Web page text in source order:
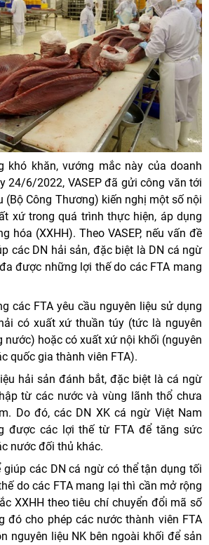
khó khăn, vướng mắc này của doanh
24/6/2022, VASEP đã gửi công văn tới
(Bộ Công Thương) kiến nghị một số nội
xứ trong quá trình thực hiện, áp dụng
hóa (XXHH). Theo VASEP, nếu vấn đề
các DN hải sản, đặc biệt là DN cá ngừ
được những lợi thế do các FTA mang
các FTA yêu cầu nguyên liệu sử dụng
có xuất xứ thuần túy (tức là nguyên
nước) hoặc có xuất xứ nội khối (nguyên
quốc gia thành viên FTA).
hải sản đánh bắt, đặc biệt là cá ngừ
từ các nước và vùng lãnh thổ chưa
Do đó, các DN XK cá ngừ Việt Nam
được các lợi thế từ FTA để tăng sức
nước đối thủ khác.
giúp các DN cá ngừ có thể tận dụng tối
do các FTA mang lại thì cần mở rộng
XXHH theo tiêu chí chuyển đổi mã số
đó cho phép các nước thành viên FTA
nguyên liệu NK bên ngoài khối để sản